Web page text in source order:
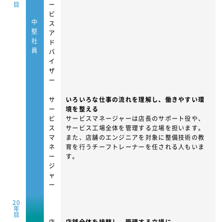
中
堅
社
員
ー
ビ
ス
ア
ド
バ
イ
ザ
ー
目
サ
ー
ビ
ス
マ
ネ
ー
ジ
ャ
ー
いろいろな仕事の流れを理解し、働きやすい環
境を整える
サービスマネージャーは店長のサポート役や、
サービス工場全体を管理する立場を担います。
また、店舗のエンジニアを対象に整備技術の教
育を行うチーフトレーナーを任される人もいま
す。
20
年
目